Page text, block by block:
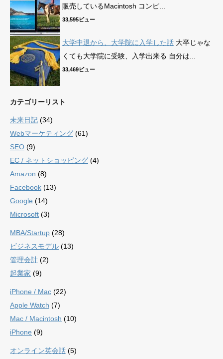
販売しているMacintosh コンピ...
33,595ビュー
大学中退から、大学院に入学した話 大卒じゃな
くても大学院に受験、入学出来る 自分は...
33,469ビュー
カテゴリーリスト
未来日記 (34)
Webマーケティング (61)
SEO (9)
EC / ネットショッピング (4)
Amazon (8)
Facebook (13)
Google (14)
Microsoft (3)
MBA/Startup (28)
ビジネスモデル (13)
管理会計 (2)
起業家 (9)
iPhone / Mac (22)
Apple Watch (7)
Mac / Macintosh (10)
iPhone (9)
オンライン英会話 (5)